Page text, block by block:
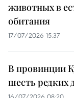
животных в
обитания
17/07/2026 15:37
В провинции
шесть редких